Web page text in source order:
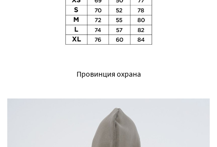
Провинция охрана